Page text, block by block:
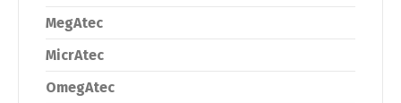
MegAtec
MicrAtec
OmegAtec